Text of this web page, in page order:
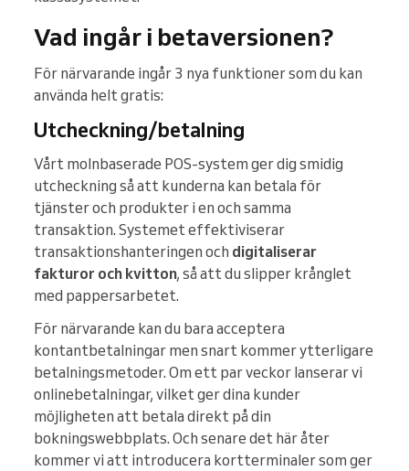
Vad ingår i betaversionen?
För närvarande ingår 3 nya funktioner som du kan
använda helt gratis:
Utcheckning/betalning
Vårt molnbaserade POS-system ger dig smidig
utcheckning så att kunderna kan betala för
tjänster och produkter i en och samma
transaktion. Systemet effektiviserar
transaktionshanteringen och digitaliserar
fakturor och kvitton, så att du slipper krånglet
med pappersarbetet.
För närvarande kan du bara acceptera
kontantbetalningar men snart kommer ytterligare
betalningsmetoder. Om ett par veckor lanserar vi
onlinebetalningar, vilket ger dina kunder
möjligheten att betala direkt på din
bokningswebbplats. Och senare det här åter
kommer vi att introducera kortterminaler som ger